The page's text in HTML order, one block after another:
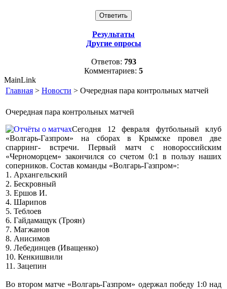
Результаты
Другие опросы
Ответов: 793
Комментариев: 5
MainLink
Главная > Новости > Очередная пара контрольных матчей
Очередная пара контрольных матчей
Сегодня 12 февраля футбольный клуб
«Волгарь-Газпром» на сборах в Крымске провел две
спарринг- встречи. Первый матч с новороссийским
«Черноморцем» закончился со счетом 0:1 в пользу наших
соперников. Состав команды «Волгарь-Газпром»:
1. Архангельский
2. Бескровный
3. Ершов И.
4. Шарипов
5. Теблоев
6. Гайдамащук (Троян)
7. Магжанов
8. Анисимов
9. Лебединцев (Иващенко)
10. Кенкишвили
11. Зацепин
Во втором матче «Волгарь-Газпром» одержал победу 1:0 над